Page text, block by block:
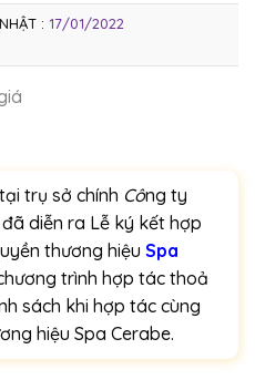
: 17/01/2022
trụ sở chính Công ty
diễn ra Lễ ký kết hợp
thương hiệu Spa
trình hợp tác thoả
sách khi hợp tác cùng
hiệu Spa Cerabe.